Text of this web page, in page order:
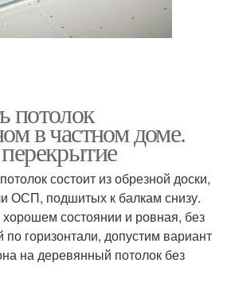
потолок
в частном доме.
состоит из обрезной доски,
ОСП, подшитых к балкам снизу.
состоянии и ровная, без
горизонтали, допустим вариант
на деревянный потолок без